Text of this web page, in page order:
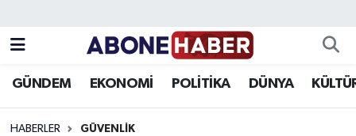
GÜNDEM EKONOMİ POLİTİKA DÜNYA
HABERLER GÜVENLIK